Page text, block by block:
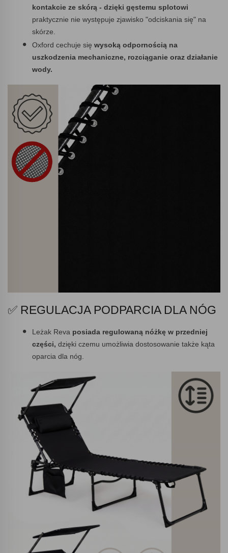
kontakcie ze skórą - dzięki gęstemu splotowi
praktycznie nie występuje zjawisko "odciskania się" na
skórze.
Oxford cechuje się wysoką odpornością na
uszkodzenia mechaniczne, rozciąganie oraz działanie
wody.
✅ REGULACJA PODPARCIA DLA NÓG
Leżak Reva posiada regulowaną nóżkę w przedniej
części, dzięki czemu umożliwia dostosowanie także kąta
oparcia dla nóg.